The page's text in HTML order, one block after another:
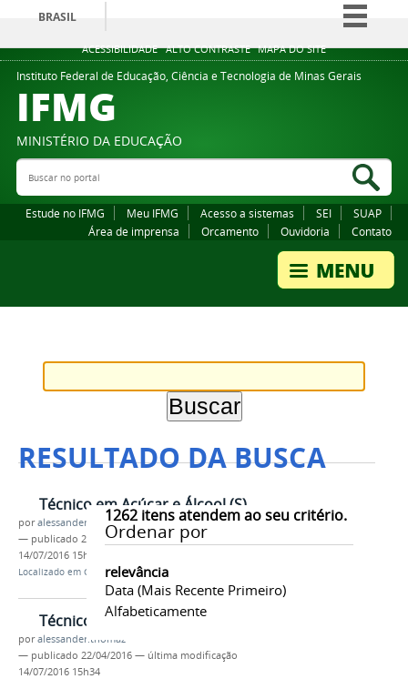
ACESSIBILIDADE ALTO CONTRASTE MAPA DO SITE
BRASIL
Simplifique!
Comunica BR
Legislação
Instituto Federal de Educação, Ciência e Tecnologia de Minas Gerais
IFMG
MINISTÉRIO DA EDUCAÇÃO
Buscar no portal
Estude no IFMG Meu IFMG Acesso a sistemas SEI
SUAP
Área de imprensa
Orcamento Ouvidoria Contato
RESULTADO DA BUSCA
1262itens atendem ao seu critério.
Ordenar por
relevância
Data (mais Recente Primeiro)
Alfabeticamente
Técnico em Açúcar e Álcool (S)
poralessander.thomaz
— publicado 22/04/2016 —última modificação
14/07/2016 15h34
Localizado em Cursos /…/Técnico
Técnico em Informática (S)
poralessander.thomaz
— publicado 22/04/2016 — última modificação
14/07/2016 15h34